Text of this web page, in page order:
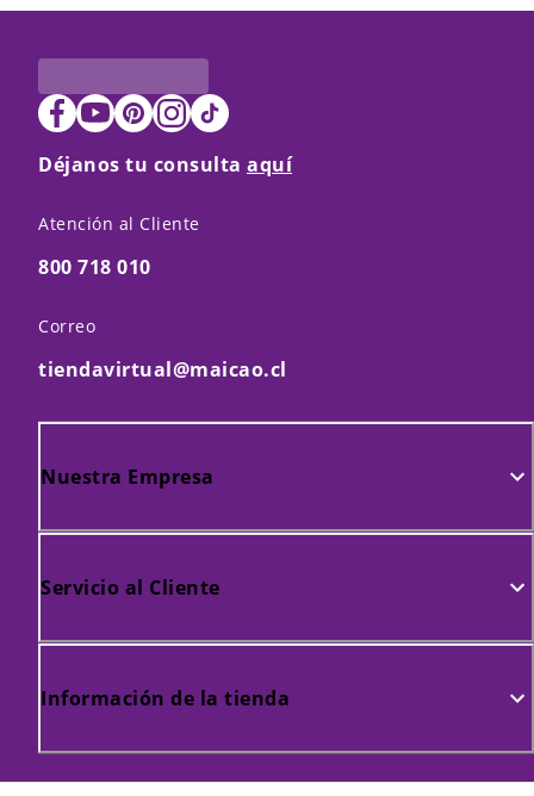
Déjanos tu consulta aquí
Atención al Cliente
800 718 010
Correo
tiendavirtual@maicao.cl
Nuestra Empresa
Servicio al Cliente
Información de la tienda